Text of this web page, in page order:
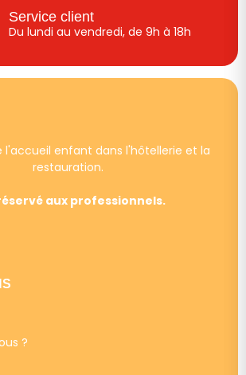
Service client
Du lundi au vendredi, de 9h à 18h
l'accueil enfant dans l'hôtellerie et la
restauration.
aux professionnels.
?